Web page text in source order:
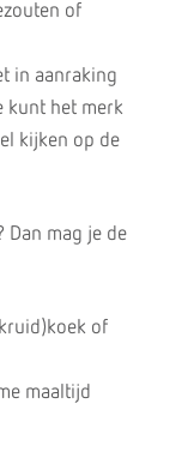
of
in aanraking
kunt het merk
kijken op de
Dan mag je de
of
maaltijd